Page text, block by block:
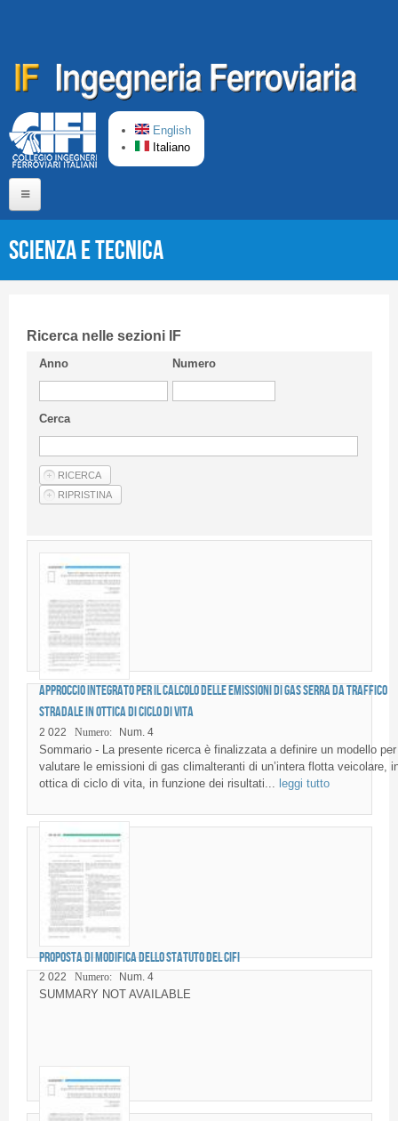
English
Italiano
CIFI in breve
Linee Guida
Privacy Policy
Articoli
Fornitori di prodotti e servizi
Scienza e Tecnica
Ricerca nelle sezioni IF
Anno Numero
Cerca
Approccio integrato per il calcolo delle emissioni di gas serra da traffico
stradale in ottica di ciclo di vita
2 022 Numero: Num. 4
Sommario - La presente ricerca è finalizzata a definire un modello per
valutare le emissioni di gas climalteranti di un’intera flotta veicolare,
ottica di ciclo di vita, in funzione dei risultati... leggi tutto
Proposta di modifica dello Statuto del CIFI
2 022 Numero: Num. 4
SUMMARY NOT AVAILABLE